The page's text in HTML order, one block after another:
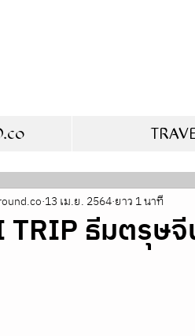
ธีมตรุษจี
13 เม.ย. 2564 ยาว 1 นาที